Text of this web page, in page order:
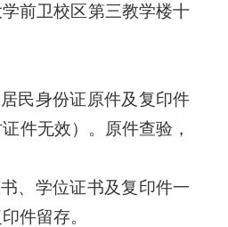
前卫校区第三教学楼十
民身份证原件及复印件
件无效）。 原件查验，
、学位证书及复印件一
件留存。